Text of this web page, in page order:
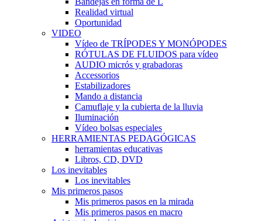
Realidad virtual
Oportunidad
VIDEO
Vídeo de TRÍPODES Y MONÓPODES
RÓTULAS DE FLUIDOS para vídeo
AUDIO micrós y grabadoras
Accessorios
Estabilizadores
Mando a distancia
Camuflaje y la cubierta de la lluvia
Iluminación
Vídeo bolsas especiales
HERRAMIENTAS PEDAGÓGICAS
herramientas educativas
Libros, CD, DVD
Los inevitables
Los inevitables
Mis primeros pasos
Mis primeros pasos en la mirada
Mis primeros pasos en macro